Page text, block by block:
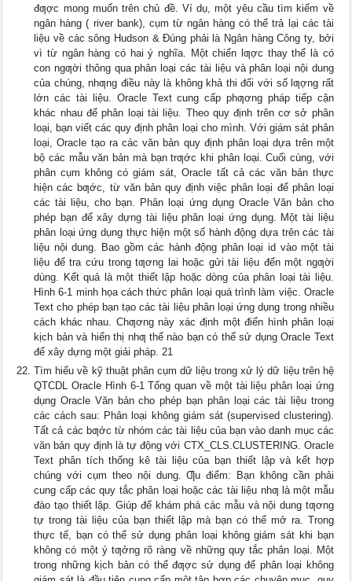
đƣợc mong muốn trên chủ đề. Ví dụ, một yêu cầu tìm kiếm về
ngân hàng ( river bank), cụm từ ngân hàng có thể trả lại các tài
liệu về các sông Hudson & Đúng phải là Ngân hàng Công ty, bởi
vì từ ngân hàng có hai ý nghĩa. Một chiến lƣợc thay thế là có
con ngƣời thông qua phân loại các tài liệu và phân loại nội dung
của chúng, nhƣng điều này là không khả thi đối với số lƣợng rất
lớn các tài liệu. Oracle Text cung cấp phƣơng pháp tiếp cận
khác nhau để phân loại tài liệu. Theo quy định trên cơ sở phân
loại, bạn viết các quy định phân loại cho mình. Với giám sát phân
loại, Oracle tạo ra các văn bản quy định phân loại dựa trên một
bộ các mẫu văn bản mà bạn trƣớc khi phân loại. Cuối cùng, với
phân cụm không có giám sát, Oracle tất cả các văn bản thực
hiện các bƣớc, từ văn bản quy định việc phân loại để phân loại
các tài liệu, cho bạn. Phân loại ứng dụng Oracle Văn bản cho
phép bạn để xây dựng tài liệu phân loại ứng dụng. Một tài liệu
phân loại ứng dụng thực hiện một số hành động dựa trên các tài
liệu nội dung. Bao gồm các hành động phân loại id vào một tài
liệu để tra cứu trong tƣơng lai hoặc gửi tài liệu đến một ngƣời
dùng. Kết quả là một thiết lập hoặc dòng của phân loại tài liệu.
Hình 6-1 minh họa cách thức phân loại quá trình làm việc. Oracle
Text cho phép bạn tạo các tài liệu phân loại ứng dụng trong nhiều
cách khác nhau. Chƣơng này xác định một điển hình phân loại
kịch bản và hiển thị nhƣ thế nào bạn có thể sử dụng Oracle Text
để xây dựng một giải pháp. 21
Tìm hiểu về kỹ thuật phân cụm dữ liệu trong xử lý dữ liệu trên hệ
QTCDL Oracle Hình 6-1 Tổng quan về một tài liệu phân loại ứng
dụng Oracle Văn bản cho phép bạn phân loại các tài liệu trong
các cách sau: Phân loại không giám sát (supervised clustering).
Tất cả các bƣớc từ nhóm các tài liệu của bạn vào danh mục các
văn bản quy định là tự động với CTX_CLS.CLUSTERING. Oracle
Text phân tích thống kê tài liệu của bạn thiết lập và kết hợp
chúng với cụm theo nội dung. Ƣu điểm: Bạn không cần phải
cung cấp các quy tắc phân loại hoặc các tài liệu nhƣ là một mẫu
đào tạo thiết lập. Giúp để khám phá các mẫu và nội dung tƣơng
tự trong tài liệu của bạn thiết lập mà bạn có thể mở ra. Trong
thực tế, bạn có thể sử dụng phân loại không giám sát khi bạn
không có một ý tƣởng rõ ràng về những quy tắc phân loại. Một
trong những kịch bản có thể đƣợc sử dụng để phân loại không